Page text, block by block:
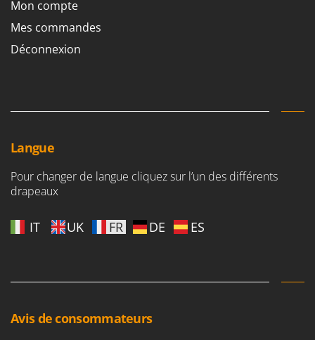
Mon compte
Mes commandes
Déconnexion
Langue
Pour changer de langue cliquez sur l’un des différents
drapeaux
IT UK FR DE ES
Avis de consommateurs